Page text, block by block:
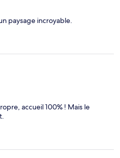
paysage incroyable.
accueil 100% ! Mais le